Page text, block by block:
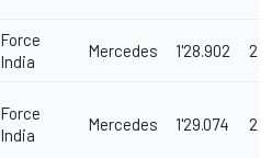
Force
India
Mercedes 1'28.902
Force
India
Mercedes 1'29.074